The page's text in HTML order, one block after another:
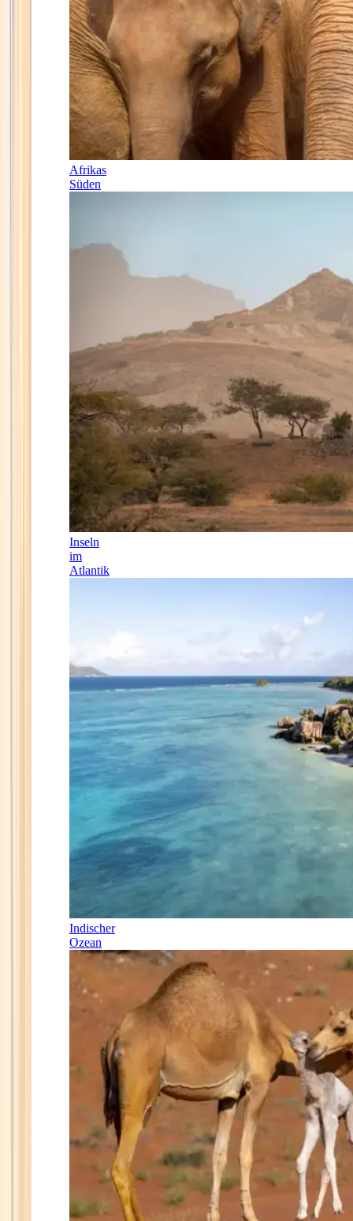
Afrikas
Süden
Inseln
im
Atlantik
Indischer
Ozean